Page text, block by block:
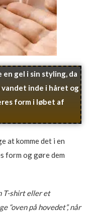
gel i sin styling, da
inde i håret og
form i løbet af
at komme det i en
form og gøre dem
T-shirt eller et
“oven på hovedet”, når